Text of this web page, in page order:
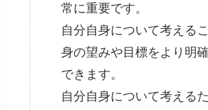
常に重要です。
自分自身について考える
身の望みや目標をより明
できます。
自分自身について考える